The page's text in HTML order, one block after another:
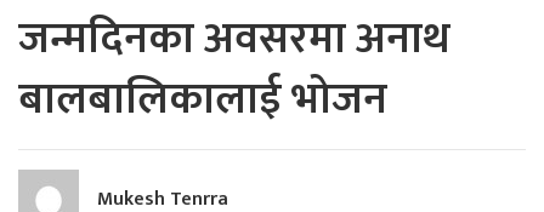
जन्मदिनका अवसरमा अनाथ
बालबालिकालाई भोजन
Mukesh Tenrra